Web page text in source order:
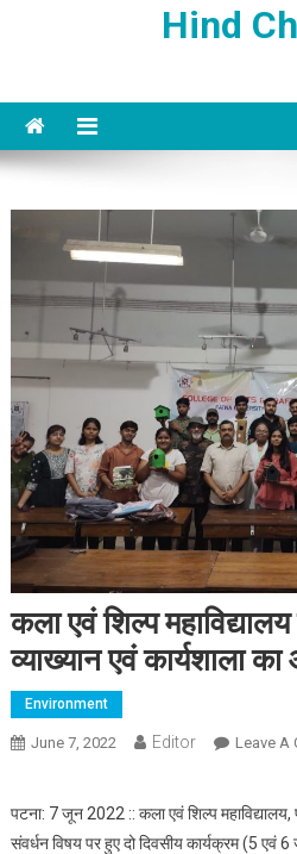
Hind
कला एवं शिल्प महाविद्यालय
व्याख्यान एवं कार्यशाला
Environment
June 7, 2022 Editor Leave A
पटना: 7 जून 2022 :: कला एवं शिल्प
संवर्धन विषय पर हुए दो दिवसीय कार्यक्रम (5